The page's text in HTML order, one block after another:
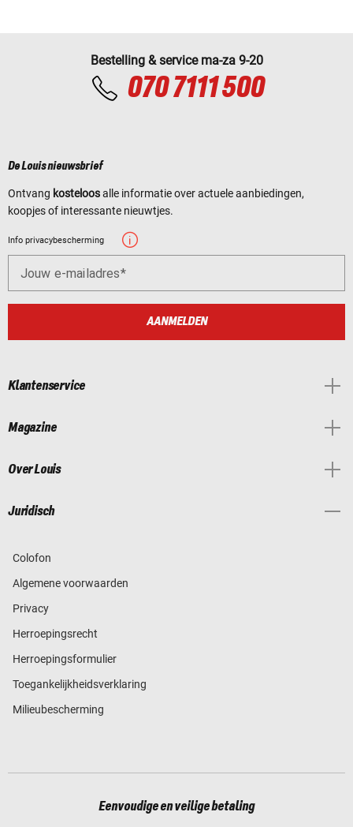
Bestelling & service ma-za 9-20
070 7111 500
De Louis nieuwsbrief
Ontvang kosteloosalle informatie over actuele aanbiedingen,
koopjes of interessante nieuwtjes.
Info privacybescherming
Jouw e-mailadres
AANMELDEN
Klantenservice
Magazine
Over Louis
Juridisch
Colofon
Algemene voorwaarden
Privacy
Herroepingsrecht
Herroepingsformulier
Toegankelijkheidsverklaring
Milieubescherming
Eenvoudige en veilige betaling